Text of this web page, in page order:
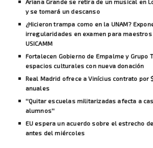
y se tomará un descanso
¿Hicieron trampa como en la UNAM?
irregularidades en examen para maestros
USICAMM
Fortalecen Gobierno de Empalme y Grupo
espacios culturales con nueva donación
Real Madrid ofrece a Vinícius contrato por
anuales
''Quitar escuelas militarizadas afecta a
alumnos''
EU espera un acuerdo sobre el estrecho
antes del miércoles